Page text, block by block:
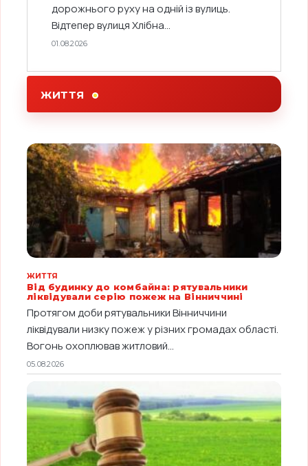
дорожнього руху на одній із вулиць.
Відтепер вулиця Хлібна...
01.08.2026
ЖИТТЯ
ЖИТТЯ
Від будинку до комбайна: рятувальники
ліквідували серію пожеж на Вінниччині
Протягом доби рятувальники Вінниччини
ліквідували низку пожеж у різних громадах області.
Вогонь охоплював житловий...
05.08.2026